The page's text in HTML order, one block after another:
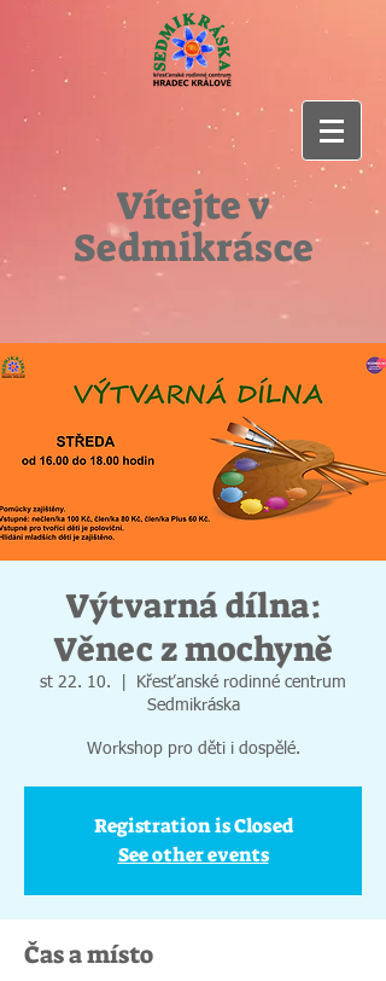
Vítejte v
Sedmikrásce
Výtvarná dílna:
Věnec z mochyně
st 22. 10.
Křesťanské rodinné centrum
Sedmikráska
Workshop pro děti i dospělé.
Registration is Closed
See other events
Čas a místo